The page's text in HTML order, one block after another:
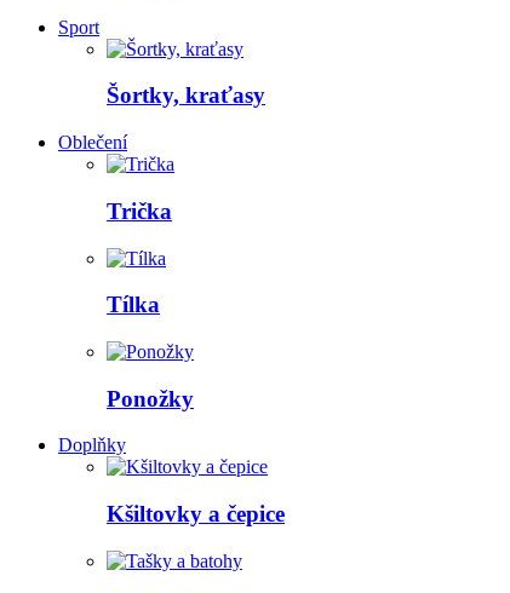
Sport
Šortky, kraťasy
Oblečení
Trička
Tílka
Ponožky
Doplňky
Kšiltovky a čepice